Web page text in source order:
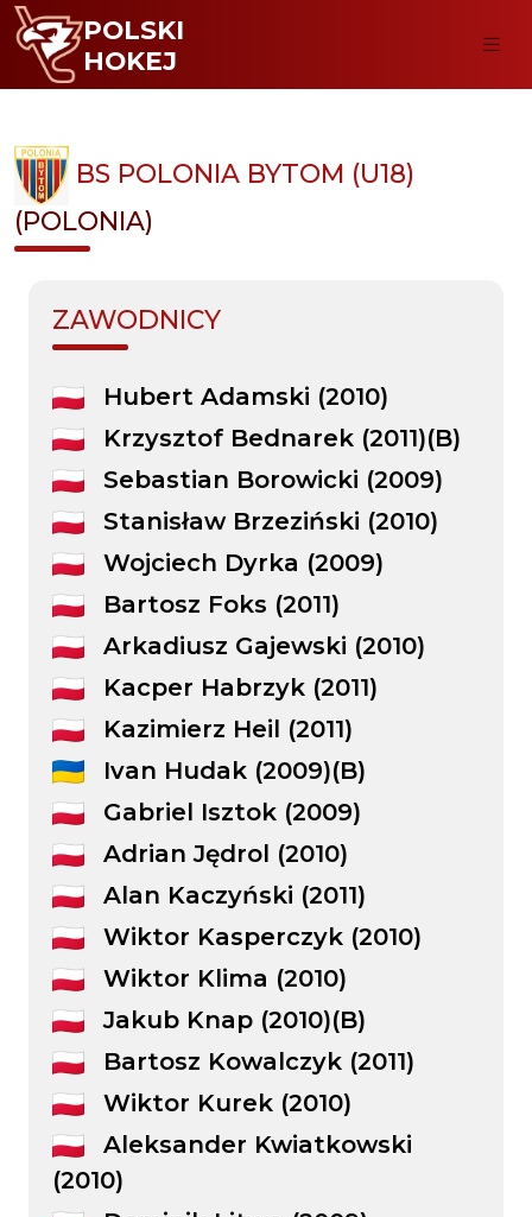
POLSKI
HOKEJ
BS POLONIA BYTOM (U18)
(POLONIA)
ZAWODNICY
Hubert Adamski (2010)
Krzysztof Bednarek (2011)(B)
Sebastian Borowicki (2009)
Stanisław Brzeziński (2010)
Wojciech Dyrka (2009)
Bartosz Foks (2011)
Arkadiusz Gajewski (2010)
Kacper Habrzyk (2011)
Kazimierz Heil (2011)
Ivan Hudak (2009)(B)
Gabriel Isztok (2009)
Adrian Jędrol (2010)
Alan Kaczyński (2011)
Wiktor Kasperczyk (2010)
Wiktor Klima (2010)
Jakub Knap (2010)(B)
Bartosz Kowalczyk (2011)
Wiktor Kurek (2010)
Aleksander Kwiatkowski
(2010)